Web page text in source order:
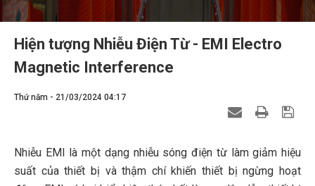
Hiện tượng Nhiễu Điện Từ - EMI Electro
Magnetic Interference
Thứ năm - 21/03/2024 04:17
Nhiễu EMI là một dạng nhiễu sóng điện từ làm giảm hiệu
suất của thiết bị và thậm chí khiến thiết bị ngừng hoạt